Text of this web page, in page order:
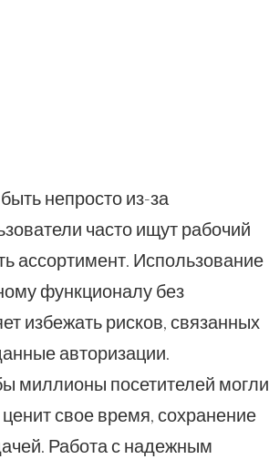
непросто из-за
часто ищут рабочий
ассортимент. Использование
функционалу без
избежать рисков, связанных
авторизации.
миллионы посетителей могли
свое время, сохранение
Работа с надежным